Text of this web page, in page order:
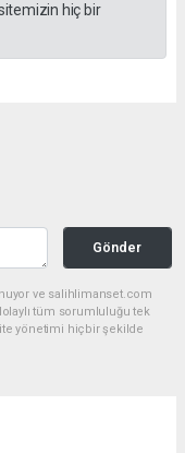
hiç bir
Gönder
ve salihlimanset.com
tüm sorumluluğu tek
yönetimi hiçbir şekilde